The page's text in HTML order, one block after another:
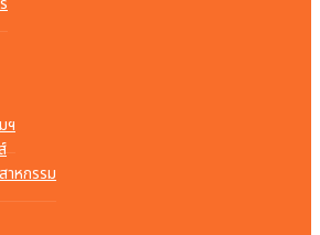
ฯ
าหกรรม